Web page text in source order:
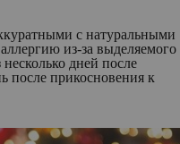
с натуральными
из-за выделяемого
дней после
после прикосновения к